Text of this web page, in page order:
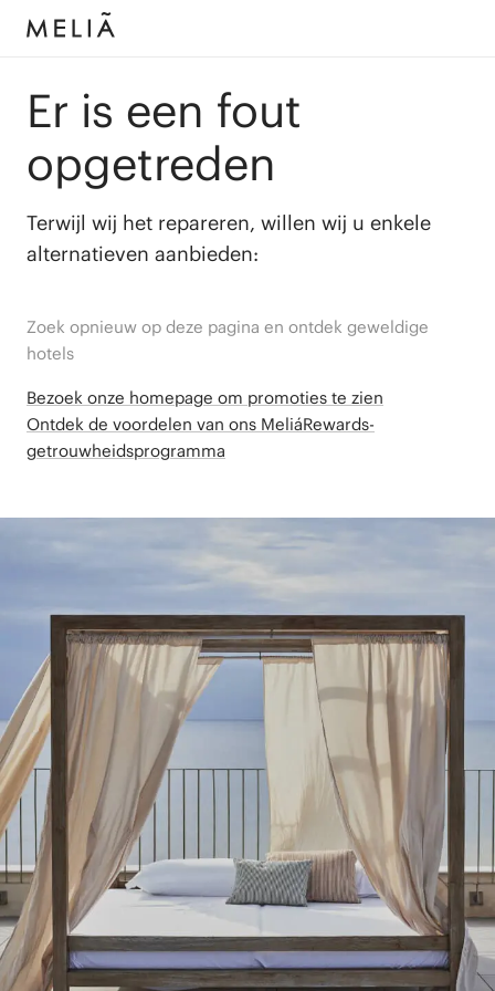
Er is een fout
opgetreden
Terwijl wij het repareren, willen wij u enkele
alternatieven aanbieden:
Zoek opnieuw op deze pagina en ontdek geweldige
hotels
Bezoek onze homepage om promoties te zien
Ontdek de voordelen van ons MeliáRewards-
getrouwheidsprogramma